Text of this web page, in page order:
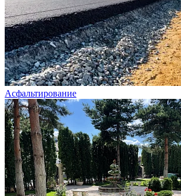
Асфальтирование